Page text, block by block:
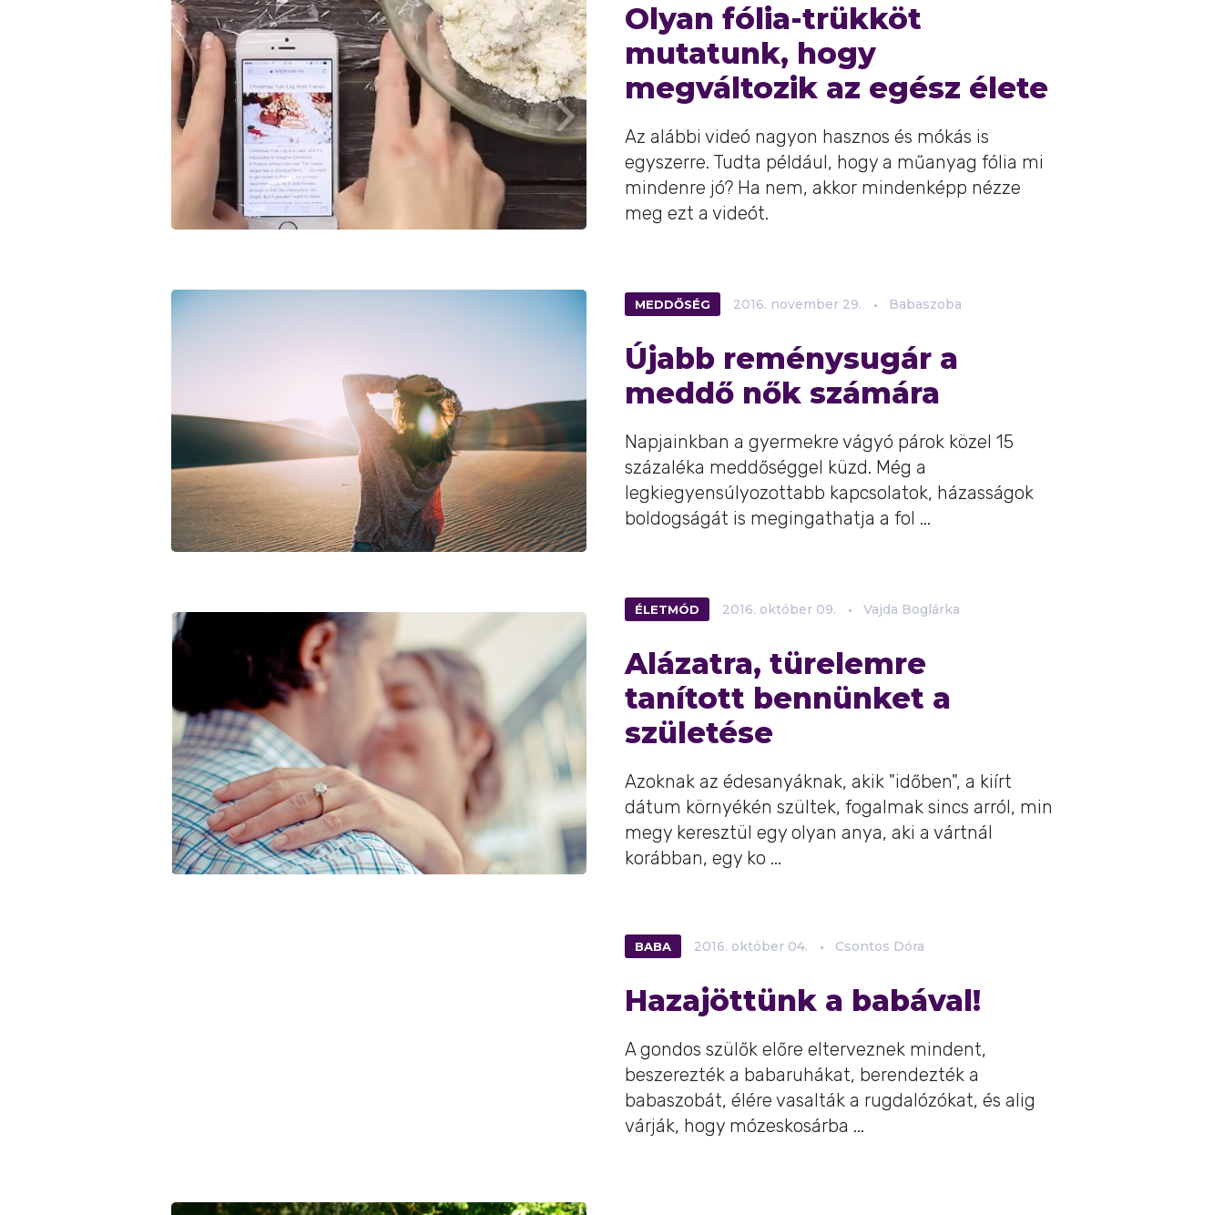
Olyan fólia-trükköt
mutatunk, hogy
megváltozik az egész élete
Az alábbi videó nagyon hasznos és mókás is
egyszerre. Tudta például, hogy a műanyag fólia mi
mindenre jó? Ha nem, akkor mindenképp nézze
meg ezt a videót.
MEDDŐSÉG 2016. november 29. Babaszoba
Újabb reménysugár a
meddő nők számára
Napjainkban a gyermekre vágyó párok közel 15
százaléka meddőséggel küzd. Még a
legkiegyensúlyozottabb kapcsolatok, házasságok
boldogságát is megingathatja a fol ...
ÉLETMÓD 2016. október 09. Vajda Boglárka
Alázatra, türelemre
tanított bennünket a
születése
Azoknak az édesanyáknak, akik "időben", a kiírt
dátum környékén szültek, fogalmak sincs arról, min
megy keresztül egy olyan anya, aki a vártnál
korábban, egy ko ...
BABA 2016. október 04. Csontos Dóra
Hazajöttünk a babával!
A gondos szülők előre elterveznek mindent,
beszerezték a babaruhákat, berendezték a
babaszobát, élére vasalták a rugdalózókat, és alig
várják, hogy mózeskosárba ...